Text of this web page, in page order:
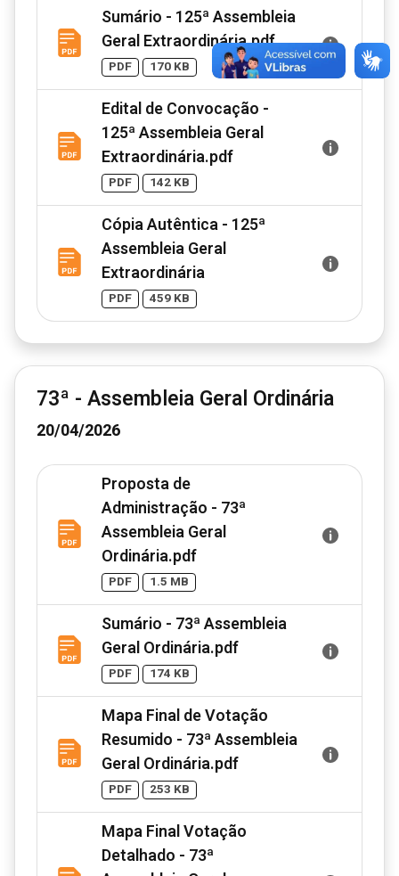
Sumário - 125ª Assembleia
Geral Extraordinária.pdf
PDF 170 KB
Edital de Convocação -
125ª Assembleia Geral
Extraordinária.pdf
PDF 142 KB
Cópia Autêntica - 125ª
Assembleia Geral
Extraordinária
PDF 459 KB
73ª - Assembleia Geral Ordinária
20/04/2026
Proposta de
Administração - 73ª
Assembleia Geral
Ordinária.pdf
PDF 1.5 MB
Sumário - 73ª Assembleia
Geral Ordinária.pdf
PDF 174 KB
Mapa Final de Votação
Resumido - 73ª Assembleia
Geral Ordinária.pdf
PDF 253 KB
Mapa Final Votação
Detalhado - 73ª